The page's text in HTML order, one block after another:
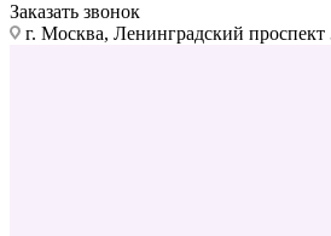
Заказать звонок
г. Москва, Ленинградский проспект